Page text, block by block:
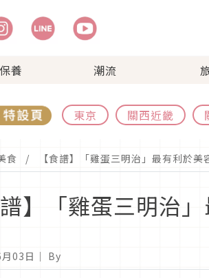
養 潮流
東京 關西近畿
食 【食譜】「雞蛋三明治」最有利於
譜】「雞蛋三明治
03日 ｜ By